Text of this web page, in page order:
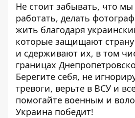
Не стоит забывать, что
работать, делать
жить благодаря
которые защищают страну
и сдерживают их, в том
границах
Берегите себя, не
тревоги, верьте в ВСУ и
помогайте военным и
Украина победит!